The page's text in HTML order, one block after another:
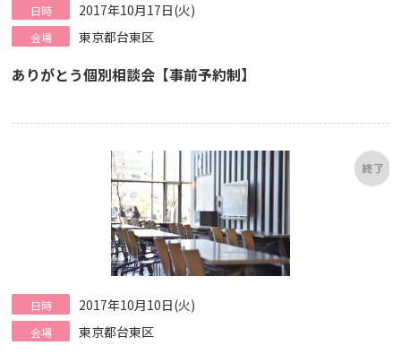
日時 2017年10月17日(火)
会場 東京都台東区
ありがとう個別相談会【事前予約制】
日時 2017年10月10日(火)
会場 東京都台東区